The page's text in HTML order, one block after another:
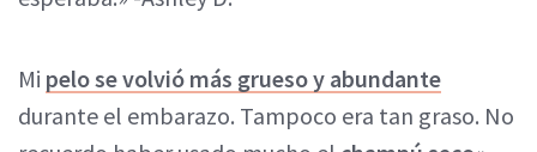
Mi pelo se volvió más grueso y abundante
durante el embarazo. Tampoco era tan graso. No